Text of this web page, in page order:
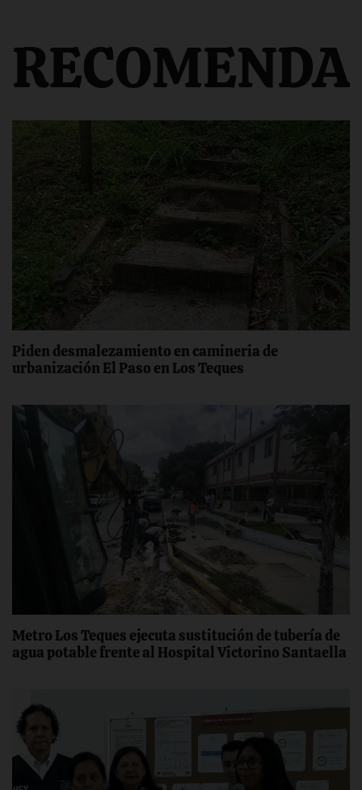
‎Piden desmalezamiento ‎en camineria de
urbanización El Paso en Los Teques
Metro Los Teques ejecuta sustitución de tubería de
agua potable frente al Hospital Victorino Santaella